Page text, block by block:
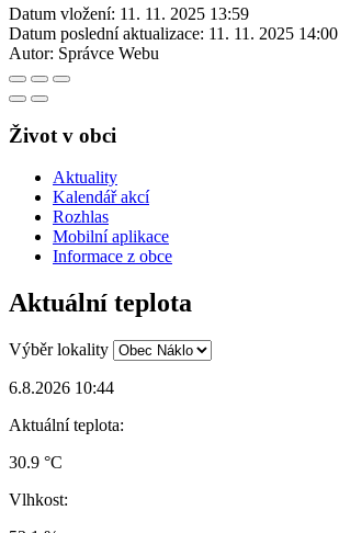
Datum vložení: 11. 11. 2025 13:59
Datum poslední aktualizace: 11. 11. 2025 14:00
Autor: Správce Webu
Život v obci
Aktuality
Kalendář akcí
Rozhlas
Mobilní aplikace
Informace z obce
Aktuální teplota
Výběr lokality
6.8.2026 10:44
Aktuální teplota:
30.9 °C
Vlhkost: